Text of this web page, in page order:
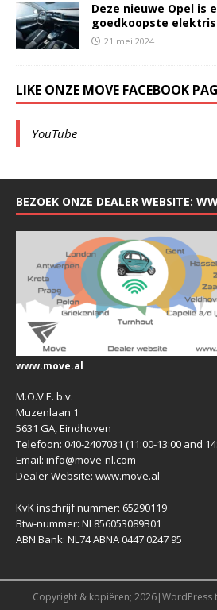
Deze nieuwe Opel is
goedkoopste
21 mei 2024
LIKE ONZE MOVE FACEBOOK
YouTube
BEZOEK ONZE DEALER WEBSITE:
www.move.al
M.O.V.E. b.v.
Muzenlaan 1
5631 GA, Eindhoven
Telefoon: 040-2407031 (11:00-13:00 and
Email: info@move-nl.com
Dealer Website: www.move.al
KvK inschrijf nummer: 65290119
Btw-nummer: NL856053089B01
ABN Bank: NL74 ABNA 0447 0247 95
Copyright & kopiëren; 2026|WordPress